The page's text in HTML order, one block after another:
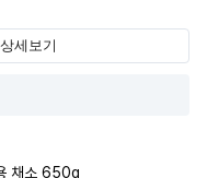
상세보기
채소 650g